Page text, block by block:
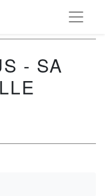
- SA